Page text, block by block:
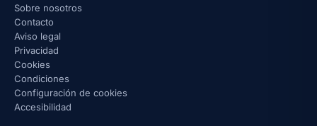
Sobre nosotros
Contacto
Aviso legal
Privacidad
Cookies
Condiciones
Configuración de cookies
Accesibilidad